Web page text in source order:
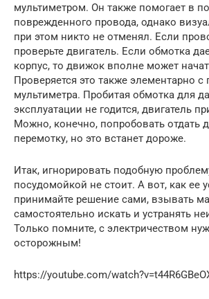
мультиметром. Он также помогает в
поврежденного провода, однако
при этом никто не отменял. Если
проверьте двигатель. Если обмотка
корпус, то движок вполне может
Проверяется это также элементарно
мультиметра. Пробитая обмотка для
эксплуатации не годится, двигатель
Можно, конечно, попробовать отдать
перемотку, но это встанет дороже.
Итак, игнорировать подобную
посудомойкой не стоит. А вот, как ее
принимайте решение сами, взывать
самостоятельно искать и устранять
Только помните, с электричеством
осторожным!
https://youtube.com/